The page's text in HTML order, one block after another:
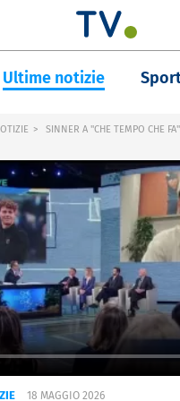
Ultime notizie
SINNER A "CHE TEMPO CHE
18 MAGGIO 2026